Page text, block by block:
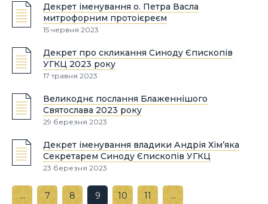
Декрет іменування о. Петра Васла
митрофорним протоієреєм
15 червня 2023
Декрет про скликання Синоду Єпископів
УГКЦ 2023 року
17 травня 2023
Великоднє послання Блаженнішого
Святослава 2023 року
29 березня 2023
Декрет іменування владики Андрія Хім’яка
Секретарем Синоду Єпископів УГКЦ
23 березня 2023
… 7 8 9 10 11 …